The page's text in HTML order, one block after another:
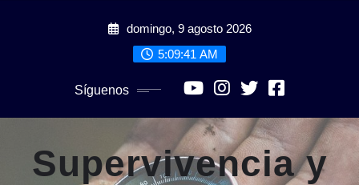
domingo, 9 agosto 2026
5:09:43 AM
Síguenos
Supervivencia y